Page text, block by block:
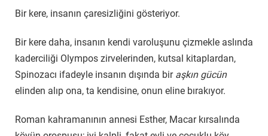
Bir kere, insanın çaresizliğini gösteriyor.
Bir kere daha, insanın kendi varoluşunu çizmekle aslında
kaderciliği Olympos zirvelerinden, kutsal kitaplardan,
Spinozacı ifadeyle insanın dışında bir aşkın gücün
elinden alıp ona, ta kendisine, onun eline bırakıyor.
Roman kahramanının annesi Esther, Macar kırsalında